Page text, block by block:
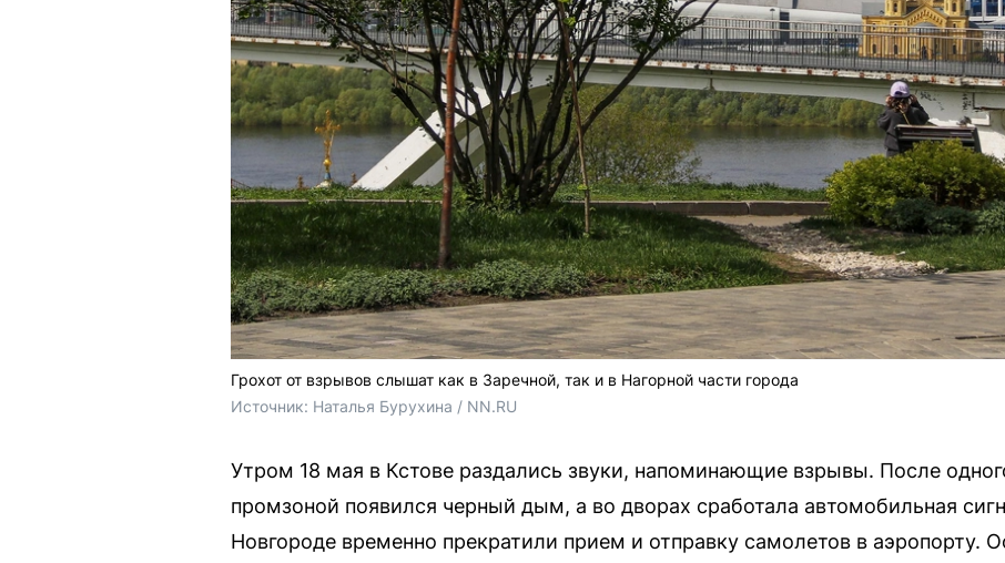
Грохот от взрывов слышат как в Заречной, так и в Нагорной части города
Источник: Наталья Бурухина / NN.RU
Утром 18 мая в Кстове раздались звуки, напоминающие взрывы. После
промзоной появился черный дым, а во дворах сработала автомобильная
Новгороде временно прекратили прием и отправку самолетов в аэропорту.